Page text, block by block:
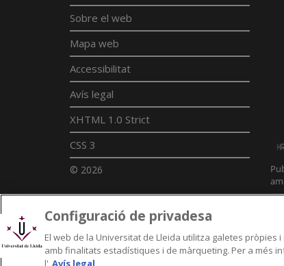
Sobre el web
Mapa web
Accessibilitat
Avís legal
XHTML 1.0 Strict
CSS 3
© 2026
Configuració de privadesa
El web de la Universitat de Lleida utilitza galetes
amb finalitats estadístiques i de màrqueting. Per a més
l' Avís legal